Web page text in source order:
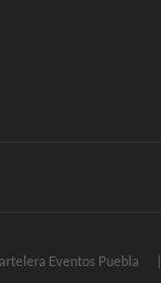
Eventos Puebla